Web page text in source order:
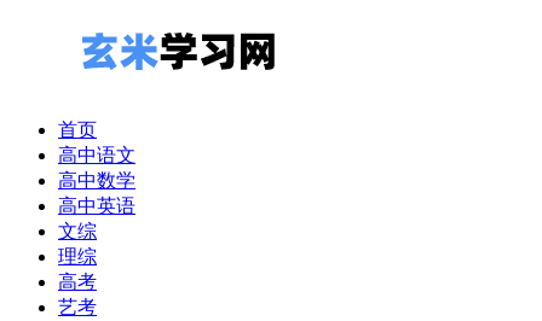
首页
高中语文
高中数学
高中英语
文综
理综
高考
艺考